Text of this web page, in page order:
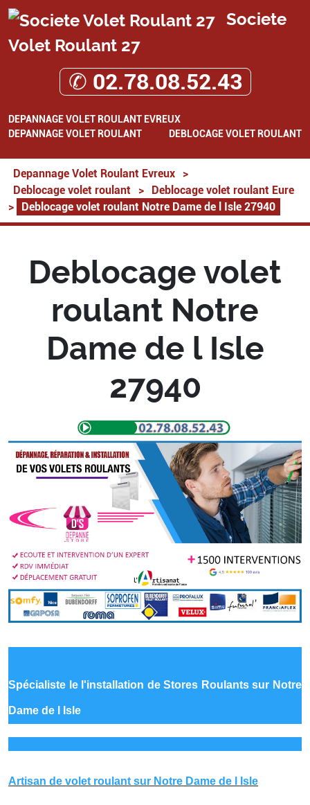
Societe
Volet Roulant 27
✆ 02.78.08.52.43
DEPANNAGE VOLET ROULANT EVREUX
DEPANNAGE VOLET ROULANT
DEBLOCAGE VOLET ROULANT
Depannage Volet Roulant Evreux
>
Deblocage volet roulant
>
Deblocage volet roulant Eure
>
Deblocage volet roulant Notre Dame de l Isle 27940
Deblocage volet
roulant Notre
Dame de l Isle
27940
Spécialiste le l'installation de Stores Roulants sur Notre
Dame de l Isle
Artisan de volet roulant sur Notre Dame de l Isle